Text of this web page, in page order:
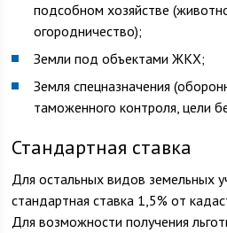
подсобном хозяйстве
огородничество);
Земли под объектами ЖКХ;
Земля спецназначения
таможенного контроля, цели
Стандартная ставка
Для остальных видов земельных
стандартная ставка 1,5% от
Для возможности получения